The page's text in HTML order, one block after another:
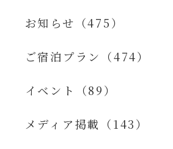
お知らせ（475）
ご宿泊プラン（474）
イベント（89）
メディア掲載（143）